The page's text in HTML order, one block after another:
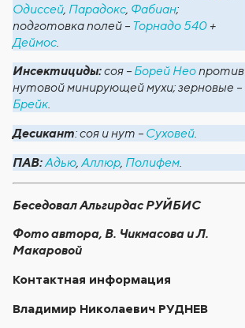
Одиссей, Парадокс, Фабиан;
подготовка полей – Торнадо 540 +
Деймос
Инсектициды:соя – Борей Неопротив
нутовой минирующей мухи; зерновые –
Брейк
Десикант: соя и нут – Суховей
ПАВ:Адью,Аллюр, Полифем
Беседовал Альгирдас РУЙБИС
Фото автора, В. Чикмасова и Л.
Макаровой
Контактная информация
Владимир Николаевич РУДНЕВ